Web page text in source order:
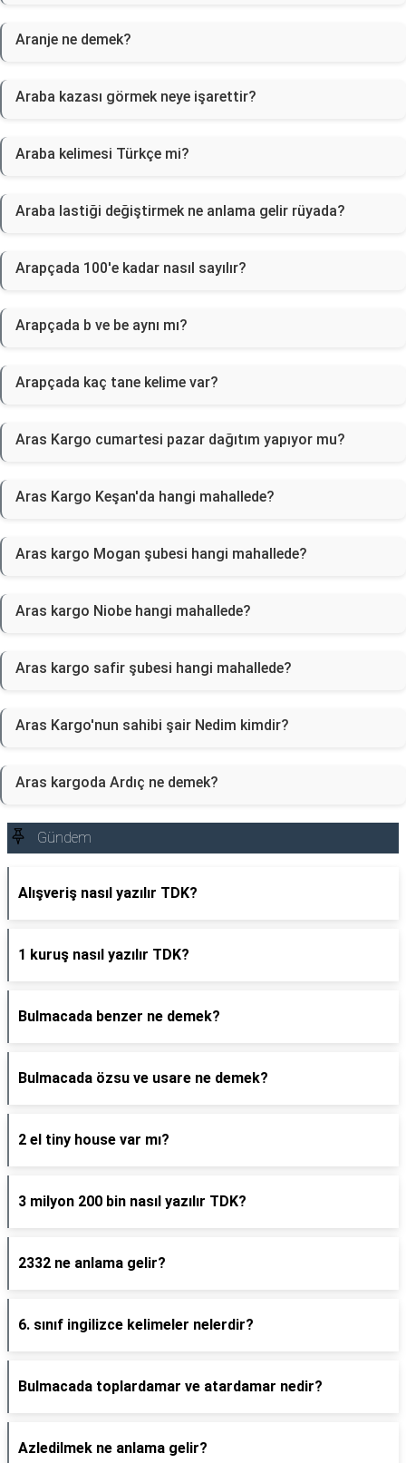
Aranje ne demek?
Araba kazası görmek neye işarettir?
Araba kelimesi Türkçe mi?
Araba lastiği değiştirmek ne anlama gelir rüyada?
Arapçada 100'e kadar nasıl sayılır?
Arapçada b ve be aynı mı?
Arapçada kaç tane kelime var?
Aras Kargo cumartesi pazar dağıtım yapıyor mu?
Aras Kargo Keşan'da hangi mahallede?
Aras kargo Mogan şubesi hangi mahallede?
Aras kargo Niobe hangi mahallede?
Aras kargo safir şubesi hangi mahallede?
Aras Kargo'nun sahibi şair Nedim kimdir?
Aras kargoda Ardıç ne demek?
Gündem
Alışveriş nasıl yazılır TDK?
1 kuruş nasıl yazılır TDK?
Bulmacada benzer ne demek?
Bulmacada özsu ve usare ne demek?
2 el tiny house var mı?
3 milyon 200 bin nasıl yazılır TDK?
2332 ne anlama gelir?
6. sınıf ingilizce kelimeler nelerdir?
Bulmacada toplardamar ve atardamar nedir?
Azledilmek ne anlama gelir?